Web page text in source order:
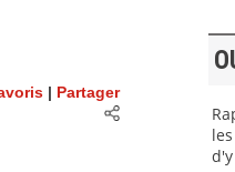
Partager